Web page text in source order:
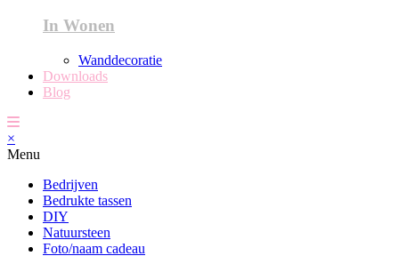
In Wonen
Wanddecoratie
Downloads
Blog
×
Menu
Bedrijven
Bedrukte tassen
DIY
Natuursteen
Foto/naam cadeau